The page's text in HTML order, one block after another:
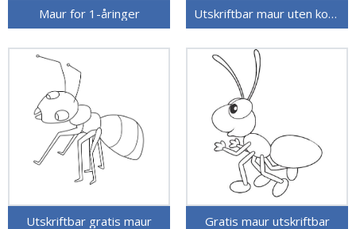
Maur for 1-åringer Utskriftbar maur uten kostnad
Utskriftbar gratis maur Gratis maur utskriftbar